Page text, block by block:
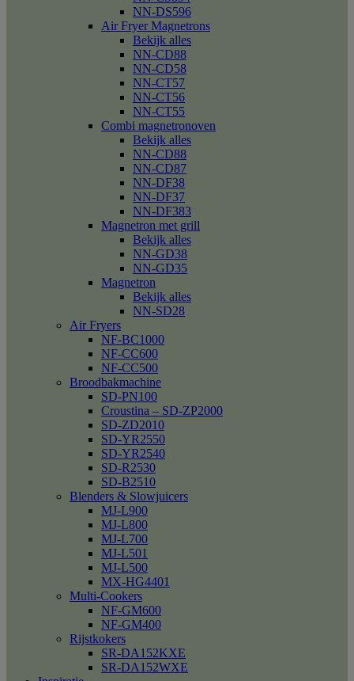
NN-DS596
Air Fryer Magnetrons
Bekijk alles
NN-CD88
NN-CD58
NN-CT57
NN-CT56
NN-CT55
Combi magnetronoven
Bekijk alles
NN-CD88
NN-CD87
NN-DF38
NN-DF37
NN-DF383
Magnetron met grill
Bekijk alles
NN-GD38
NN-GD35
Magnetron
Bekijk alles
NN-SD28
Air Fryers
NF-BC1000
NF-CC600
NF-CC500
Broodbakmachine
SD-PN100
Croustina – SD-ZP2000
SD-ZD2010
SD-YR2550
SD-YR2540
SD-R2530
SD-B2510
Blenders & Slowjuicers
MJ-L900
MJ-L800
MJ-L700
MJ-L501
MJ-L500
MX-HG4401
Multi-Cookers
NF-GM600
NF-GM400
Rijstkokers
SR-DA152KXE
SR-DA152WXE